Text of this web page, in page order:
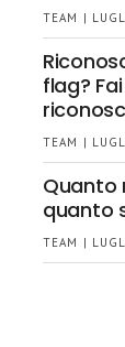
TEAM |
flag?
TEAM |
Quanto
quanto
TEAM |